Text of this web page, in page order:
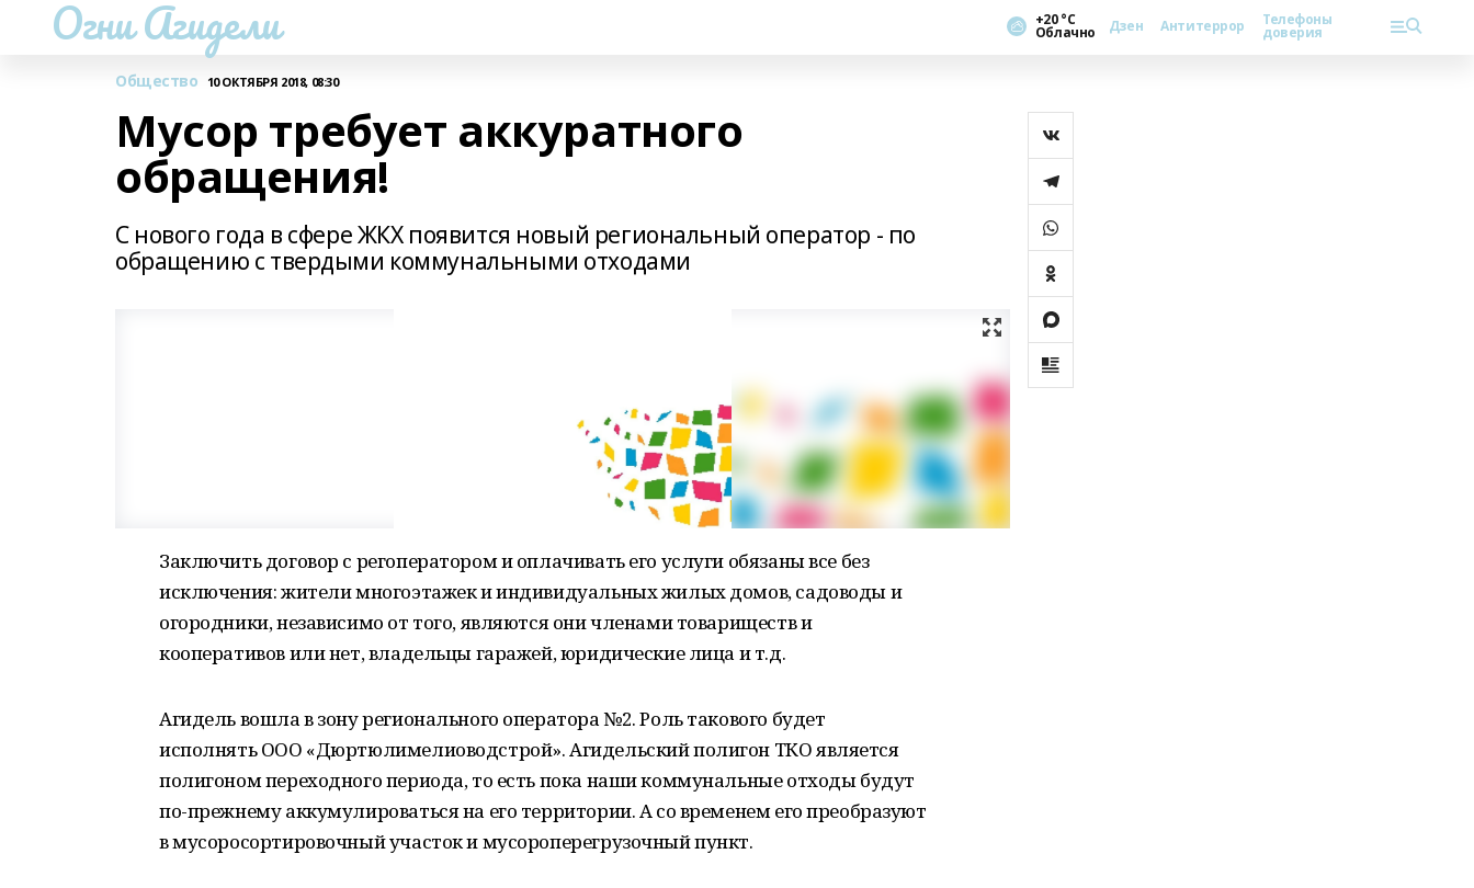
Огни Агидели +20 °С
Облачно Дзен Антитеррор Телефоны
доверия
Общество 10 ОКТЯБРЯ 2018, 08:30
Мусор требует аккуратного
обращения!
С нового года в сфере ЖКХ появится новый региональный оператор - по
обращению с твердыми коммунальными отходами
Заключить договор с регоператором и оплачивать его услуги обязаны все без
исключения: жители многоэтажек и индивидуальных жилых домов, садоводы и
огородники, независимо от того, являются они членами товариществ и
кооперативов или нет, владельцы гаражей, юридические лица и т.д.
Агидель вошла в зону регионального оператора №2. Роль такового будет
исполнять ООО «Дюртюлимелиоводстрой». Агидельский полигон ТКО является
полигоном переходного периода, то есть пока наши коммунальные отходы будут
по-прежнему аккумулироваться на его территории. А со временем его преобразуют
в мусоросортировочный участок и мусороперегрузочный пункт.